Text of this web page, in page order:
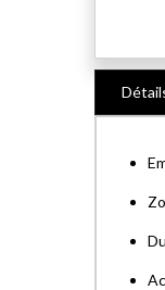
Skip
the